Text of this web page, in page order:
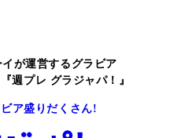
が運営するグラビア
週プレ グラジャパ！』
ア盛りだくさん!